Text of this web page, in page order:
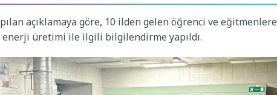
açıklamaya göre, 10 ilden gelen öğrenci ve eğitmenlere
enerji üretimi ile ilgili bilgilendirme yapıldı.